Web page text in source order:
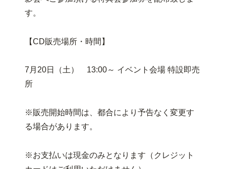
す。
【CD販売場所・時間】
7月20日（土） 13:00～ イベント会場 特設即売
所
※販売開始時間は、都合により予告なく変更す
る場合があります。
※お支払いは現金のみとなります（クレジット